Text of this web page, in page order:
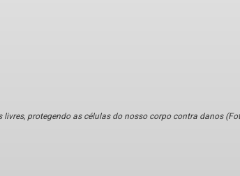
protegendo as células do nosso corpo contra danos